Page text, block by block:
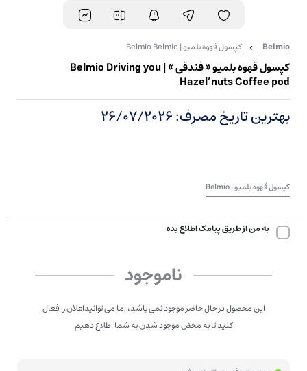
Belmio کپسول قهوه بلمیو | Belmio Belmio
کپسول قهوه بلمیو « فندقی » | Belmio Driving you
Hazel’nuts Coffee pod
بهترین تاریخ مصرف: 26/07/2026
کپسول قهوه بلمیو | Belmio
به من از طریق پیامک اطلاع بده
ناموجود
این محصول در حال حاضر موجود نمی باشد، اما می توانیداعلان را فعال
کنید تا به محض موجود شدن به شما اطلاع دهیم